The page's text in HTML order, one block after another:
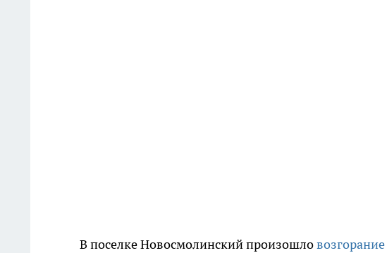
В поселке Новосмолинский произошловозгорание